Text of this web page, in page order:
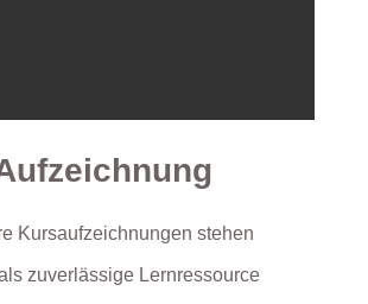
Kursaufzeichnungen stehen
zuverlässige Lernressource